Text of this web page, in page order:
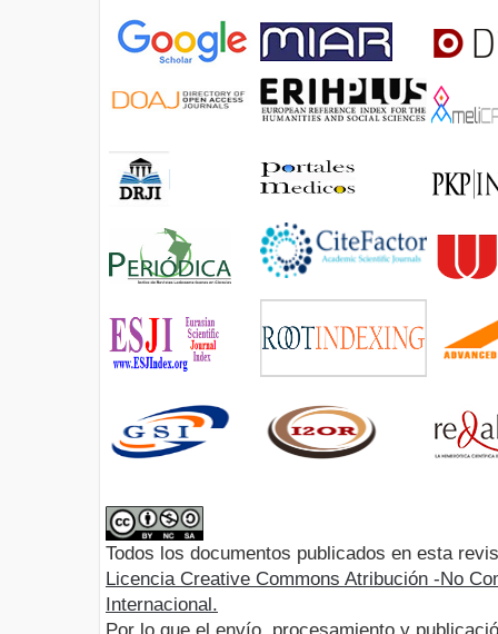
Todos los documentos publicados en esta
Licencia Creative Commons Atribución -No
Internacional.